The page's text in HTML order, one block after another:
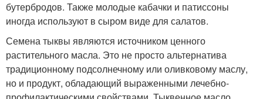
бутербродов. Также молодые кабачки и патиссоны
иногда используют в сыром виде для салатов.
Семена тыквы являются источником ценного
растительного масла. Это не просто альтернатива
традиционному подсолнечному или оливковому маслу,
но и продукт, обладающий выраженными лечебно-